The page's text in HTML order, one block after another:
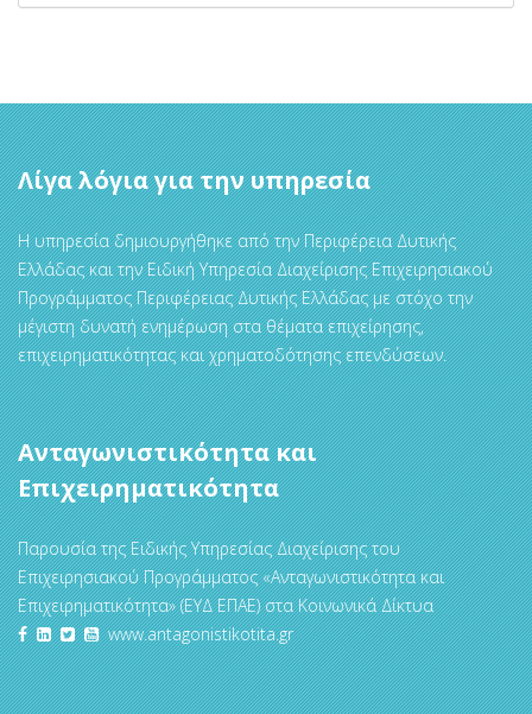
Λίγα λόγια για την υπηρεσία
Η υπηρεσία δημιουργήθηκε από την Περιφέρεια Δυτικής
Ελλάδας και την Ειδική Υπηρεσία Διαχείρισης Επιχειρησιακού
Προγράμματος Περιφέρειας Δυτικής Ελλάδας με στόχο την
μέγιστη δυνατή ενημέρωση στα θέματα επιχείρησης,
επιχειρηματικότητας και χρηματοδότησης επενδύσεων.
Ανταγωνιστικότητα και
Επιχειρηματικότητα
Παρουσία της Ειδικής Υπηρεσίας Διαχείρισης του
Επιχειρησιακού Προγράμματος «Ανταγωνιστικότητα και
Επιχειρηματικότητα» (ΕΥΔ ΕΠΑΕ) στα Κοινωνικά Δίκτυα
www.antagonistikotita.gr